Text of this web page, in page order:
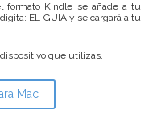
formato Kindle se añade a tu
EL GUIA y se cargará a tu
que utilizas.
Mac